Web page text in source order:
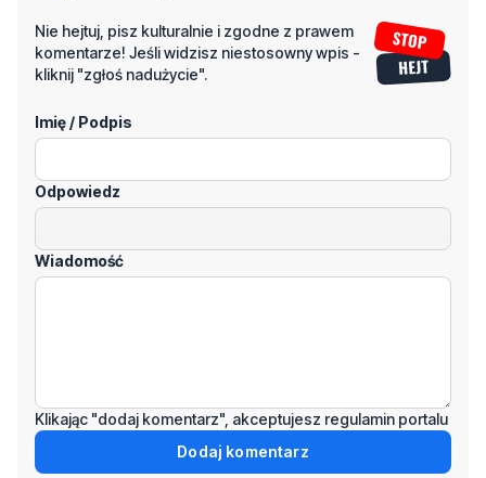
Nie hejtuj, pisz kulturalnie i zgodne z prawem
komentarze! Jeśli widzisz niestosowny wpis -
kliknij "zgłoś nadużycie".
Imię / Podpis
Odpowiedz
Wiadomość
Klikając "dodaj komentarz", akceptujesz regulamin portalu
Dodaj komentarz